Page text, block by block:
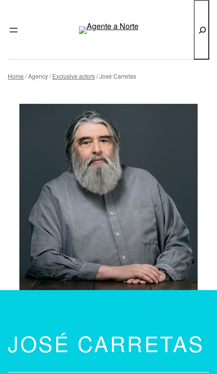
Home Agency Exclusive actors José Carretas
JOSÉ CARRETAS